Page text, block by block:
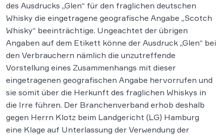
des Ausdrucks „Glen“ für den fraglichen deutschen
Whisky die eingetragene geografische Angabe „Scotch
Whisky“ beeinträchtige. Ungeachtet der übrigen
Angaben auf dem Etikett könne der Ausdruck „Glen“ bei
den Verbrauchern nämlich die unzutreffende
Vorstellung eines Zusammenhangs mit dieser
eingetragenen geografischen Angabe hervorrufen und
sie somit über die Herkunft des fraglichen Whiskys in
die Irre führen. Der Branchenverband erhob deshalb
gegen Herrn Klotz beim Landgericht (LG) Hamburg
eine Klage auf Unterlassung der Verwendung der